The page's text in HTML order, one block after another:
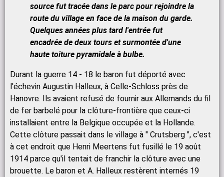
source fut tracée dans le parc pour rejoindre la
route du village en face de la maison du garde.
Quelques années plus tard l'entrée fut
encadrée de deux tours et surmontée d'une
haute toiture pyramidale à bulbe.
Durant la guerre 14 - 18 le baron fut déporté avec
l'échevin Augustin Halleux, à Celle-Schloss près de
Hanovre. Ils avaient refusé de fournir aux Allemands du fil
de fer barbelé pour la clôture-frontière que ceux-ci
installaient entre la Belgique occupée et la Hollande.
Cette clôture passait dans le village à " Crutsberg ", c'est
à cet endroit que Henri Meertens fut fusillé le 19 août
1914 parce qu'il tentait de franchir la clôture avec une
brouette. Le baron et A. Halleux restèrent internés 19